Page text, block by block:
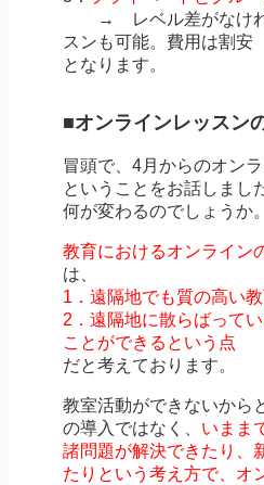
→ レベル差がなけれ
スンも可能。費用は割安
となります。
■オンラインレッスン
冒頭で、4月からのオン
ということをお話しまし
何が変わるのでしょうか。
教育におけるオンライン
は、
1．遠隔地でも質の高い
2．遠隔地に散らばって
ことができるという点
だと考えております。
教室活動ができないから
の導入ではなく、 いまま
諸問題が解決できたり、
たりという考え方で、オ